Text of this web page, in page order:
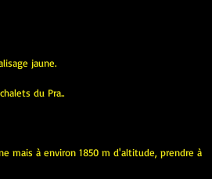
jaune.
du Pra..
mais à environ 1850 m d'altitude, prendre à